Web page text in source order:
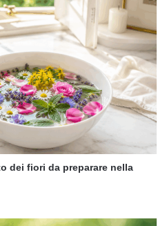
dei fiori da preparare nella